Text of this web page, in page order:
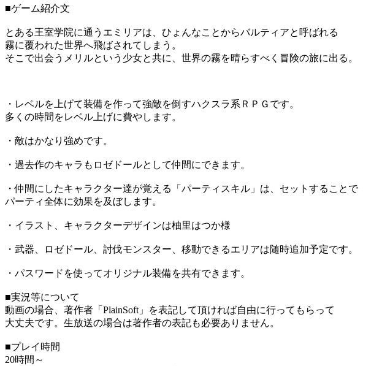
■ゲーム紹介文
とある王室学院に通うエミリアは、ひょんなことからバルティアと呼ばれる
霧に覆われた世界へ飛ばされてしまう。
そこで出会うメリルという少女と共に、世界の霧を晴らすべく冒険の旅に出る。
・レベルを上げて装備を作って強敵を倒すハクスラ系ＲＰＧです。
多くの時間をレベル上げに費やします。
・敵はかなり強めです。
・過去作のキャラもロゼドールとして仲間にできます。
・仲間にしたキャラクター達が覚える「パーティスキル」は、セットすることで
パーティ全体に効果を及ぼします。
・イラスト、キャラクターデザインは柚里はつか様
・武器、ロゼドール、討伐モンスター、移動できるエリアは随時追加予定です。
・パスワードを使ってオリジナル装備を共有できます。
■実況等について
動画の場合、著作者「PlainSoft」を表記して頂ければ自由に行ってもらって
大丈夫です。生放送の場合は著作者の表記も必要ありません。
■プレイ時間
20時間～